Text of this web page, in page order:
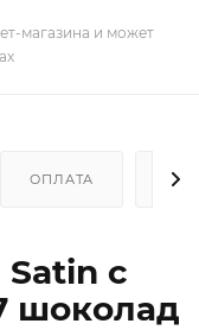
магазина и может
ОПЛАТА
с
шоколад